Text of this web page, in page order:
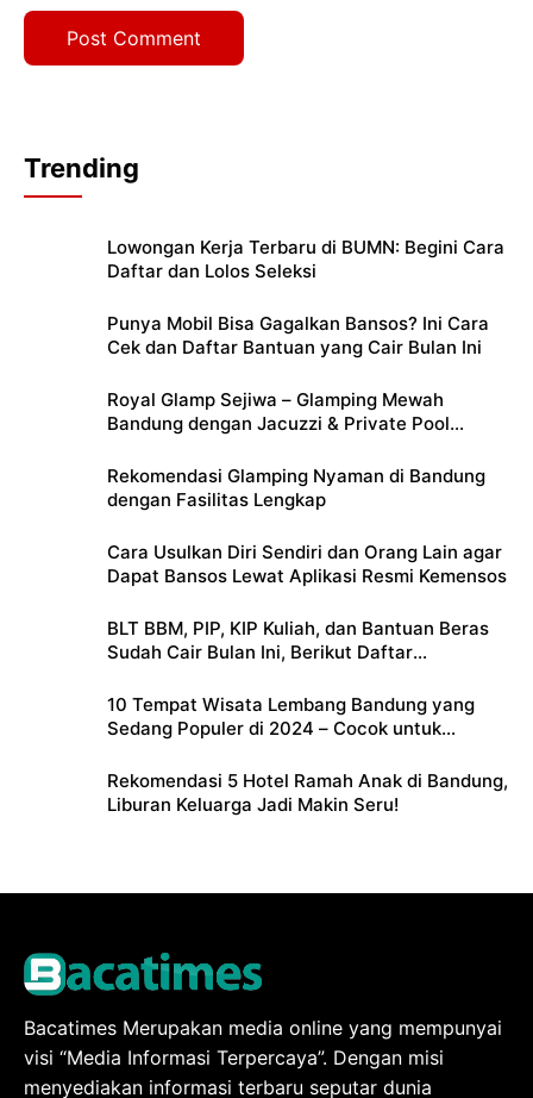
Trending
Lowongan Kerja Terbaru di BUMN: Begini Cara
Daftar dan Lolos Seleksi
Punya Mobil Bisa Gagalkan Bansos? Ini Cara
Cek dan Daftar Bantuan yang Cair Bulan Ini
Royal Glamp Sejiwa – Glamping Mewah
Bandung dengan Jacuzzi & Private Pool
Rekomendasi Glamping Nyaman di Bandung
dengan Fasilitas Lengkap
Cara Usulkan Diri Sendiri dan Orang Lain agar
Dapat Bansos Lewat Aplikasi Resmi Kemensos
BLT BBM, PIP, KIP Kuliah, dan Bantuan Beras
Sudah Cair Bulan Ini, Berikut Daftar
10 Tempat Wisata Lembang Bandung yang
Sedang Populer di 2024 – Cocok untuk
Rekomendasi 5 Hotel Ramah Anak di Bandung,
Liburan Keluarga Jadi Makin Seru!
Bacatimes Merupakan media online yang mempunyai
visi “Media Informasi Terpercaya”. Dengan misi
menyediakan informasi terbaru seputar dunia